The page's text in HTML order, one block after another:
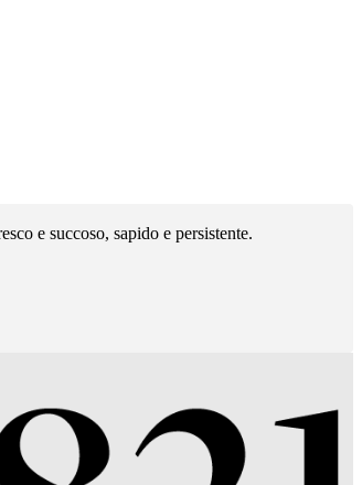
e succoso, sapido e persistente.